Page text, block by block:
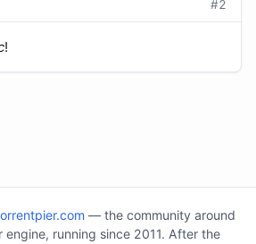
#2
!
— the community around
engine, running since 2011. After the